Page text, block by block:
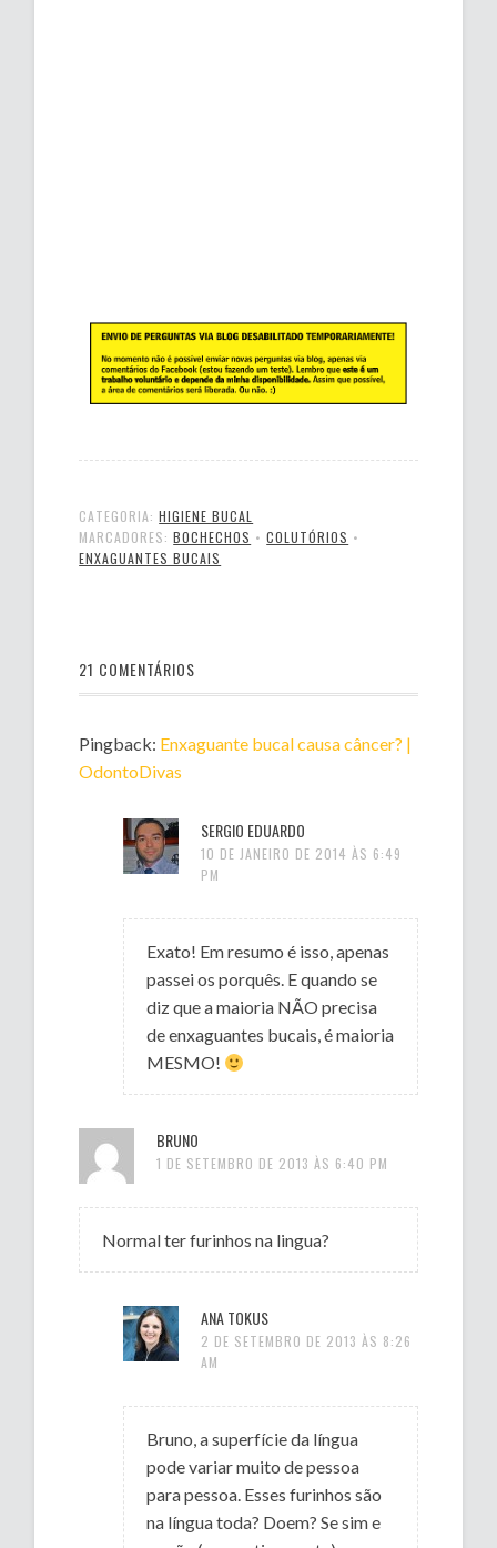
CATEGORIA:HIGIENE BUCAL
MARCADORES:BOCHECHOS •COLUTÓRIOS •
ENXAGUANTES BUCAIS
21 COMENTÁRIOS
Pingback: Enxaguante bucal causa câncer? |
OdontoDivas
SERGIO EDUARDO
10 DE JANEIRO DE 2014 ÀS 6:49
PM
Exato! Em resumo é isso, apenas
passei os porquês. E quando se
diz que a maioria NÃO precisa
de enxaguantes bucais, é maioria
MESMO!
BRUNO
1 DE SETEMBRO DE 2013 ÀS 6:40 PM
Normal ter furinhos na lingua?
ANA TOKUS
2 DE SETEMBRO DE 2013 ÀS 8:26
AM
Bruno, a superfície da língua
pode variar muito de pessoa
para pessoa. Esses furinhos são
na língua toda? Doem? Se sim e